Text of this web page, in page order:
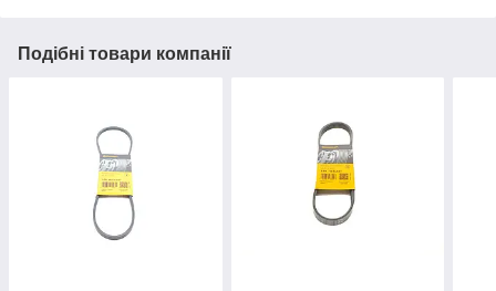
Подібні товари компанії